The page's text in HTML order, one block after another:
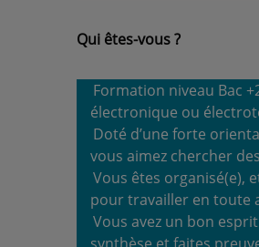
Qui êtes-vous ?
Formation niveau Bac
électronique ou
Doté d’une forte
vous aimez chercher
Vous êtes organisé(e),
pour travailler en toute
Vous avez un bon